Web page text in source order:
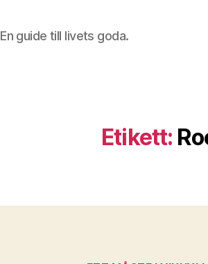
En guide till livets goda.
Etikett: